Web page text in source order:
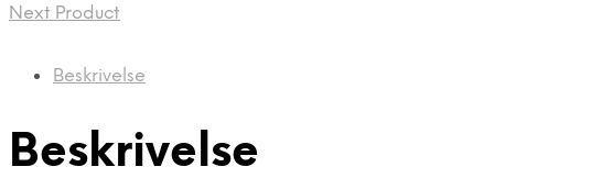
Next Product
Beskrivelse
Beskrivelse